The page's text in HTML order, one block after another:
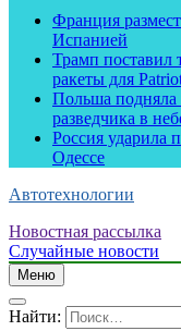
Франция
Испанией
Трамп поставил
ракеты для
Польша подняла
разведчика в
Россия ударила
Одессе
Автотехнологии
Новостная рассылка
Случайные новости
Меню
Найти: